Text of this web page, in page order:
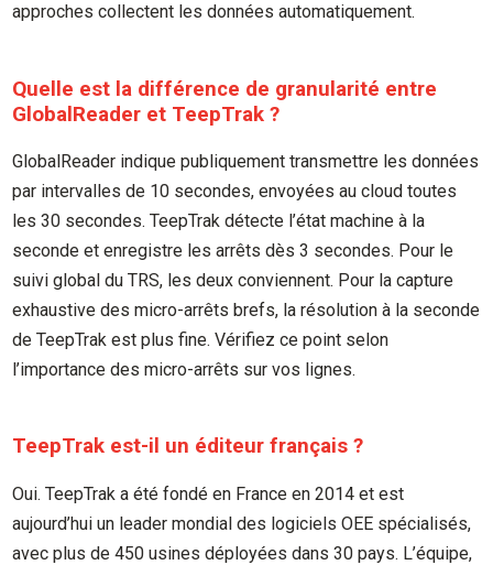
approches collectent les données automatiquement.
Quelle est la différence de granularité entre
GlobalReader et TeepTrak ?
GlobalReader indique publiquement transmettre les données
par intervalles de 10 secondes, envoyées au cloud toutes
les 30 secondes. TeepTrak détecte l’état machine à la
seconde et enregistre les arrêts dès 3 secondes. Pour le
suivi global du TRS, les deux conviennent. Pour la capture
exhaustive des micro-arrêts brefs, la résolution à la seconde
de TeepTrak est plus fine. Vérifiez ce point selon
l’importance des micro-arrêts sur vos lignes.
TeepTrak est-il un éditeur français ?
Oui. TeepTrak a été fondé en France en 2014 et est
aujourd’hui un leader mondial des logiciels OEE spécialisés,
avec plus de 450 usines déployées dans 30 pays. L’équipe,